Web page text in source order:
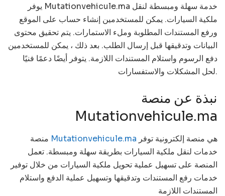
يوفر Mutationvehicule.ma خدمة سهلة ومبسطة لنقل
ملكية السيارات. يمكن للمستخدمين إنشاء حساب على الموقع
ورفع المستندات المطلوبة وملء الاستمارات. يتم تحقيق محتوى
البيانات وتدقيقها قبل إرسال الطلب. بعد ذلك ، يمكن للمستخدمين
دفع الرسوم واستلام المستندات اللازمة. يتوفر أيضًا دعمًا فنيًا
لحل المشكلات والاستفسارات.
نبذة عن منصة
Mutationvehicule.ma
Mutationvehicule.ma
خدمات لنقل ملكية السيارات بطريقة سهلة ومبسطة. تعمل
المنصة على تسهيل عملية تحويل ملكية السيارات من خلال توفير
خدمات رفع المستندات وتدقيقها وتسهيل عملية الدفع واستلام
المستندات اللازمة